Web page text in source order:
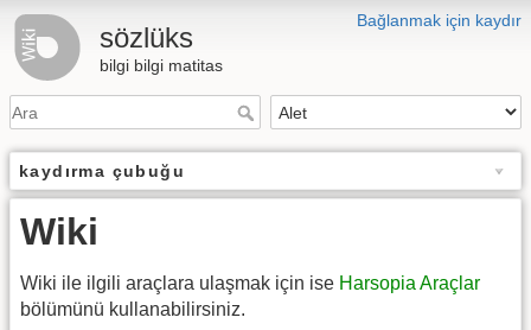
Bağlanmak için kaydır
sözlüks
bilgi bilgi matitas
kaydırma çubuğu
Wiki
Wiki ile ilgili araçlara ulaşmak için ise Harsopia Araçlar
bölümünü kullanabilirsiniz.